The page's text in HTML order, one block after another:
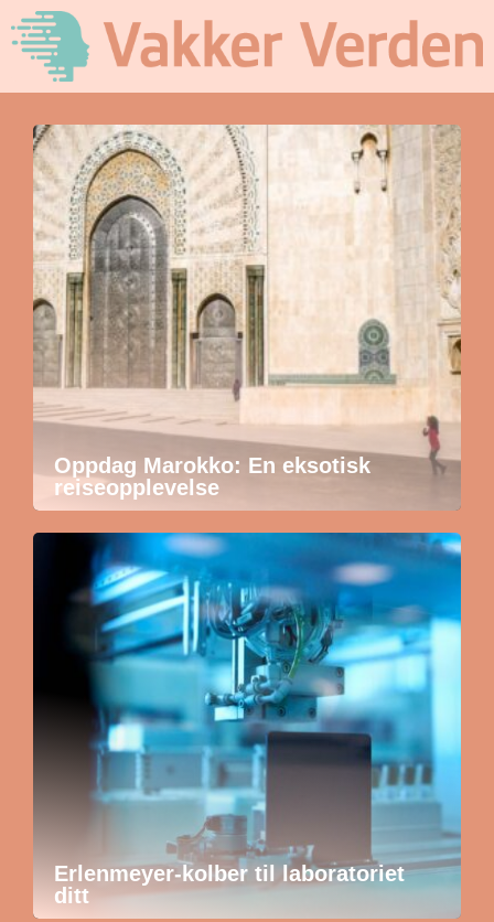
Oppdag Marokko: En eksotisk
reiseopplevelse
Erlenmeyer-kolber til laboratoriet
ditt